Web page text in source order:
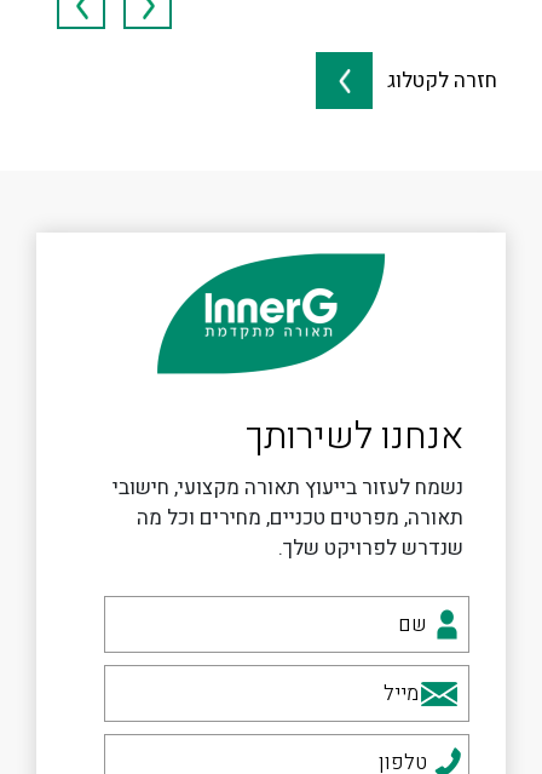
חזרה לקטלוג
אנחנו לשירותך
נשמח לעזור בייעוץ תאורה מקצועי, חישובי
תאורה, מפרטים טכניים, מחירים וכל מה
שנדרש לפרויקט שלך.